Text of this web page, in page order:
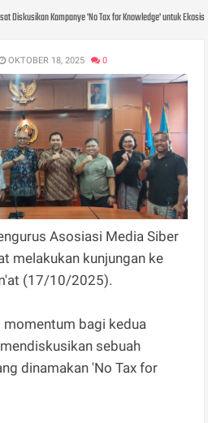
Diskusikan Kampanye 'No Tax for Knowledge' untuk
OKTOBER 18, 2025 0
Asosiasi Media Siber
melakukan kunjungan ke
(17/10/2025).
bagi kedua
sebuah
dinamakan 'No Tax for